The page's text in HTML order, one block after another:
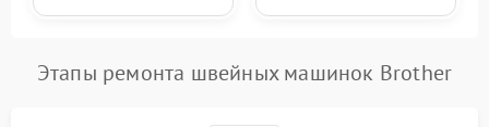
Этапы ремонта швейных машинок Brother